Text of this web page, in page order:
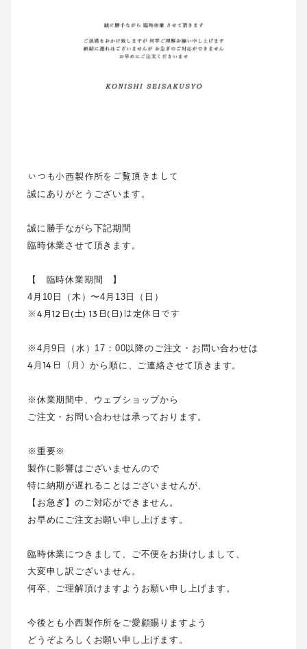
いつも小西製作所をご覧頂きまして
誠にありがとうございます。
誠に勝手ながら下記期間
臨時休業させて頂きます。
【 臨時休業期間 】
4月10日（木）〜4月13日（日）
※4月12日(土) 13日(日)は定休日です
※4月9日（水）17：00以降のご注文・お問い合わせは
4月14日（月）から順に、ご連絡させて頂きます。
※休業期間中、ウェブショップから
ご注文・お問い合わせは承っております。
※重要※
製作に影響はございませんので
特に納期が遅れることはございませんが、
【お急ぎ】のご対応ができません。
お早めにご注文お願い申し上げます。
臨時休業につきまして、ご不便をお掛けしまして、
大変申し訳ございません。
何卒、ご理解頂けますようお願い申し上げます。
今後とも小西製作所をご愛顧賜りますよう
どうぞよろしくお願い申し上げます。